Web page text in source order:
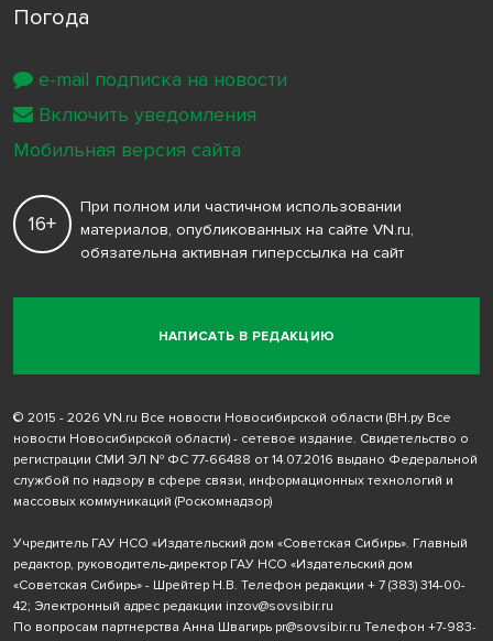
Погода
НАПИСАТЬ В РЕДАКЦИЮ
16+
При полном или частичном использовании
материалов, опубликованных на сайте VN.ru,
обязательна активная гиперссылка на сайт
© 2015 - 2026 VN.ru Все новости Новосибирской области (ВН.ру Все
новости Новосибирской области) - сетевое издание. Свидетельство о
регистрации СМИ ЭЛ № ФС 77-66488 от 14.07.2016 выдано Федеральной
службой по надзору в сфере связи, информационных технологий и
массовых коммуникаций (Роскомнадзор)
Учредитель ГАУ НСО «Издательский дом «Советская Сибирь». Главный
редактор, руководитель-директор ГАУ НСО «Издательский дом
«Советская Сибирь» - Шрейтер Н.В. Телефон редакции + 7 (383) 314-00-
42; Электронный адрес редакции inzov@sovsibir.ru
По вопросам партнерства Анна Швагирь pr@sovsibir.ru Телефон +7-983-
e-mail подписка на новости
Включить уведомления
Мобильная версия сайта